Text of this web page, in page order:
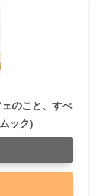
のこと、すべ
ック)